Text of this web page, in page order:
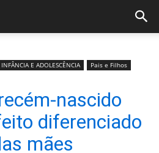
INFÂNCIA E ADOLESCÊNCIA
Pais e Filhos
nascido
diferenciado
mães